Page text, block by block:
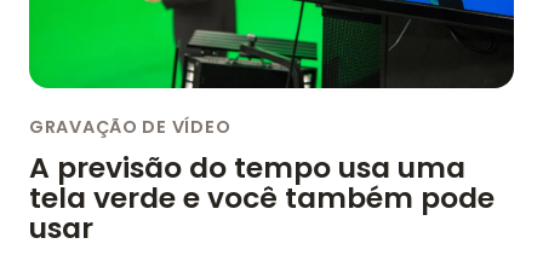
GRAVAÇÃO DE VÍDEO
A previsão do tempo usa uma
tela verde e você também pode
usar